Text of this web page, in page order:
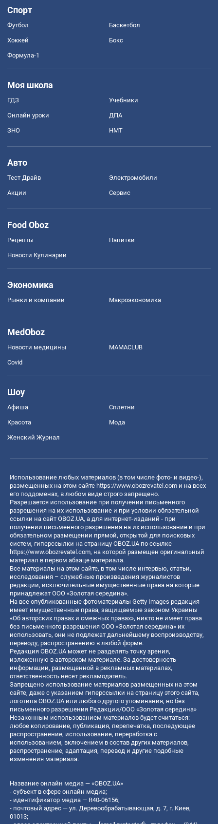
Спорт
Футбол Баскетбол
Хоккей Бокс
Формула-1
Моя школа
ГДЗ Учебники
Онлайн уроки ДПА
ЗНО НМТ
Авто
Тест Драйв Электромобили
Акции Сервис
Food Oboz
Рецепты Напитки
Новости Кулинарии
Экономика
Рынки и компании Mакроэкономика
MedOboz
Новости медицины MAMACLUB
Covid
Шоу
Афиша Сплетни
Красота Мода
Женский Журнал
Использование любых материалов (в том числе фото- и видео-),
размещенных на этом сайте https://www.obozrevatel.com и на всех
его поддоменах, в любом виде строго запрещено.
Разрешается использование при получении письменного
разрешения на их использование и при условии обязательной
ссылки на сайт OBOZ.UA, а для интернет-изданий - при
получении письменного разрешения на их использование и при
обязательном размещении прямой, открытой для поисковых
систем, гиперссылки на страницу OBOZ.UA по ссылке
https://www.obozrevatel.com, на которой размещен оригинальный
материал в первом абзаце материала.
Все материалы на этом сайте, в том числе интервью, статьи,
исследования – служебные произведения журналистов
редакции, исключительные имущественные права на которые
принадлежат ООО «Золотая середина».
На все опубликованные фотоматериалы Getty Images редакция
имеет имущественные права, защищаемые законом Украины
«Об авторских правах и смежных правах», никто не имеет права
без письменного разрешения ООО «Золотая середина» их
использовать, они не подлежат дальнейшему воспроизводству,
переводу, распространению в любой форме.
Редакция OBOZ.UA может не разделять точку зрения,
изложенную в авторском материале. За достоверность
информации, размещенной в рекламных материалах,
ответственность несет рекламодатель.
Запрещено использование материалов размещенных на этом
сайте, даже с указанием гиперссылки на страницу этого сайта,
логотипа OBOZ.UA или любого другого упоминания, но без
письменного разрешения Редакции/ООО «Золотая середина»
Незаконным использованием материалов будет считаться:
любое копирование, публикация, перепечатка, последующее
распространение, использование, переработка с
использованием, включением в состав других материалов,
распространение, адаптация, перевод и другие подобные
изменения материала.
Название онлайн медиа — «OBOZ.UA»
- субъект в сфере онлайн медиа;
- идентификатор медиа — R40-06156;
- почтовый адрес — ул. Деревообрабатывающая, д. 7, г. Киев,
01013;